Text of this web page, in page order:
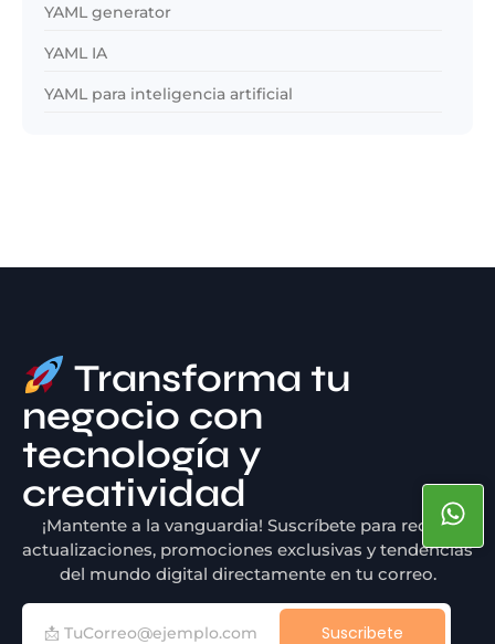
YAML generator
YAML IA
YAML para inteligencia artificial
Transforma tu
negocio con
tecnología y
creatividad
¡Mantente a la vanguardia! Suscríbete para recibir
actualizaciones, promociones exclusivas y tendencias
del mundo digital directamente en tu correo.
Suscribete